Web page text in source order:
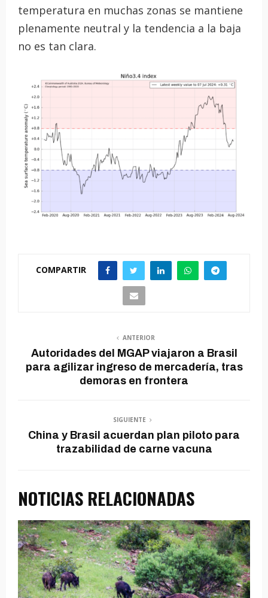
temperatura en muchas zonas se mantiene
plenamente neutral y la tendencia a la baja
no es tan clara.
COMPARTIR
ANTERIOR
Autoridades del MGAP viajaron a Brasil
para agilizar ingreso de mercadería, tras
demoras en frontera
SIGUIENTE
China y Brasil acuerdan plan piloto para
trazabilidad de carne vacuna
NOTICIAS RELACIONADAS